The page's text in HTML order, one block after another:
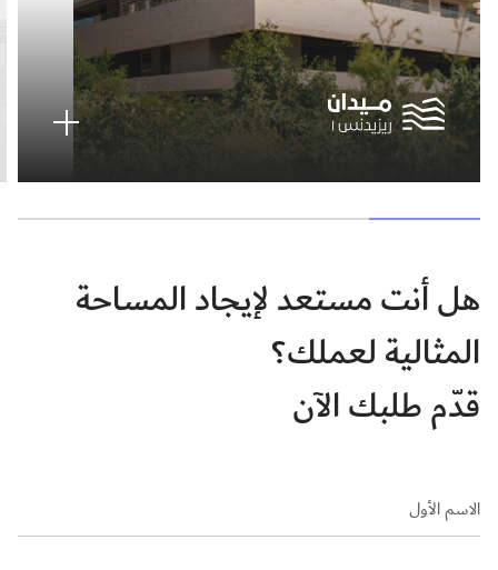
هل أنت مستعد لإيجاد المساحة
المثالية لعملك؟
قدّم طلبك الآن
الاسم الأول